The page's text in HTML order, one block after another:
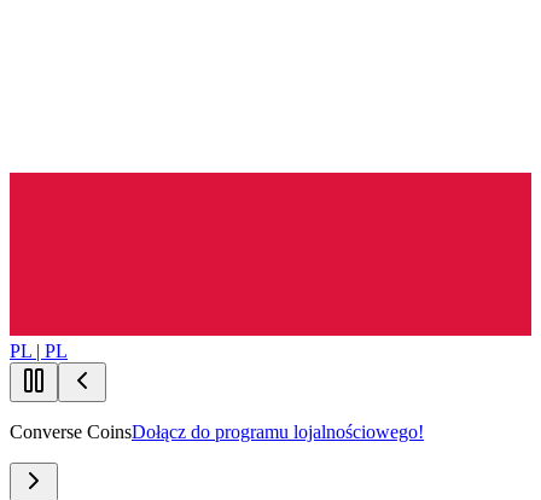
PL | PL
Converse CoinsDołącz do programu lojalnościowego!